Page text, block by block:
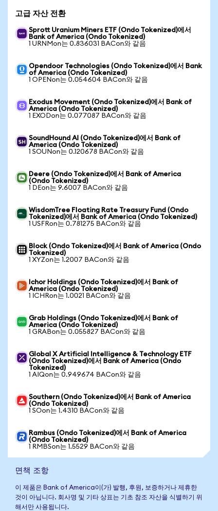
고급 자산 전환
Sprott Uranium Miners ETF (Ondo Tokenized)에서
Bank of America (Ondo Tokenized)
1 URNMon는 0.836031 BACon와 같음
Opendoor Technologies (Ondo Tokenized)에서 Bank
of America (Ondo Tokenized)
1 OPENon는 0.054604 BACon와 같음
Exodus Movement (Ondo Tokenized)에서 Bank of
America (Ondo Tokenized)
1 EXODon는 0.077087 BACon와 같음
SoundHound AI (Ondo Tokenized)에서 Bank of
America (Ondo Tokenized)
1 SOUNon는 0.120678 BACon와 같음
Deere (Ondo Tokenized)에서 Bank of America
(Ondo Tokenized)
1 DEon는 9.6007 BACon와 같음
WisdomTree Floating Rate Treasury Fund (Ondo
Tokenized)에서 Bank of America (Ondo Tokenized)
1 USFRon는 0.781275 BACon와 같음
Block (Ondo Tokenized)에서 Bank of America (Ondo
Tokenized)
1 XYZon는 1.2007 BACon와 같음
Ichor Holdings (Ondo Tokenized)에서 Bank of
America (Ondo Tokenized)
1 ICHRon는 1.0021 BACon와 같음
Grab Holdings (Ondo Tokenized)에서 Bank of
America (Ondo Tokenized)
1 GRABon는 0.055827 BACon와 같음
Global X Artificial Intelligence & Technology ETF
(Ondo Tokenized)에서 Bank of America (Ondo
Tokenized)
1 AIQon는 0.949674 BACon와 같음
Southern (Ondo Tokenized)에서 Bank of America
(Ondo Tokenized)
1 SOon는 1.4310 BACon와 같음
Rambus (Ondo Tokenized)에서 Bank of America
(Ondo Tokenized)
1 RMBSon는 1.5529 BACon와 같음
면책 조항
이 제품은 Bank of America이(가) 발행, 후원, 보증하거나 제휴한
것이 아닙니다. 회사명 및 기타 상표는 기초 참조 자산을 식별하기 위
해서만 사용됩니다.